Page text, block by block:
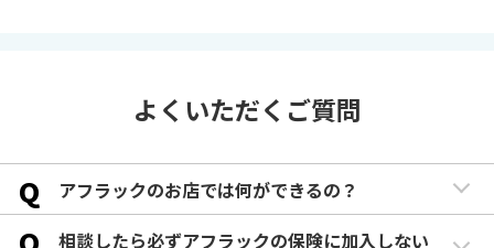
よくいただくご質問
Q アフラックのお店では何ができるの？
相談したら必ずアフラックの保険に加入しない